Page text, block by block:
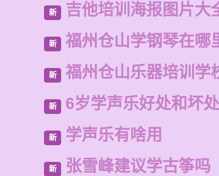
新 吉他培训海报图片大
新 福州仓山学钢琴在哪
新 福州仓山乐器培训学
新 6岁学声乐好处和坏处
新 学声乐有啥用
新 张雪峰建议学古筝吗